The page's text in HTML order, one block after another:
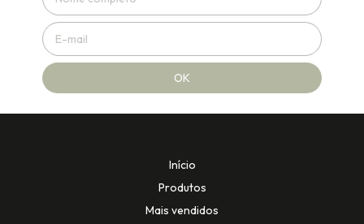
Início
Produtos
Mais vendidos